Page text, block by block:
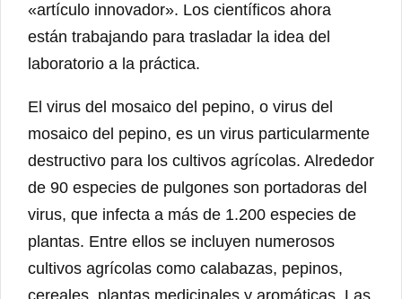
«artículo innovador». Los científicos ahora
están trabajando para trasladar la idea del
laboratorio a la práctica.
El virus del mosaico del pepino, o virus del
mosaico del pepino, es un virus particularmente
destructivo para los cultivos agrícolas. Alrededor
de 90 especies de pulgones son portadoras del
virus, que infecta a más de 1.200 especies de
plantas. Entre ellos se incluyen numerosos
cultivos agrícolas como calabazas, pepinos,